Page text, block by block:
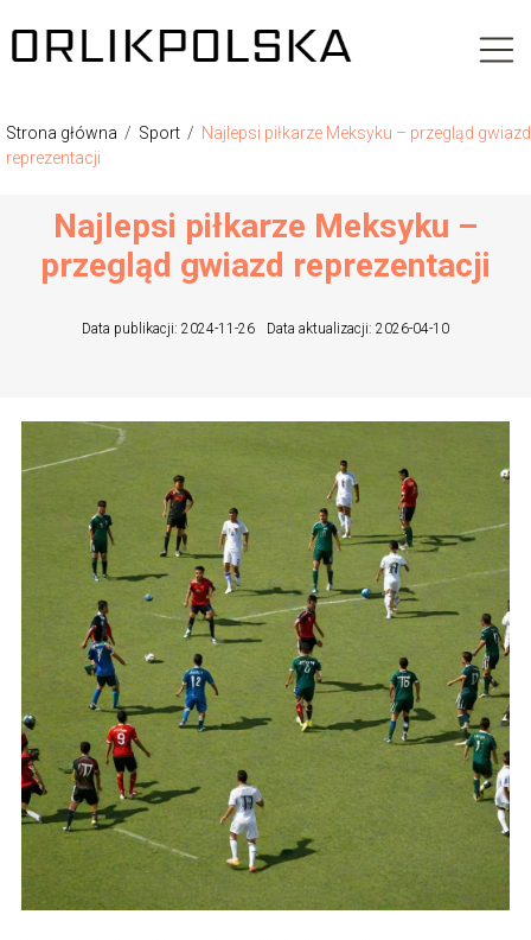
Strona główna / Sport / Najlepsi piłkarze Meksyku – przegląd gwiazd
reprezentacji
Najlepsi piłkarze Meksyku –
przegląd gwiazd reprezentacji
Data publikacji: 2024-11-26 Data aktualizacji: 2026-04-10